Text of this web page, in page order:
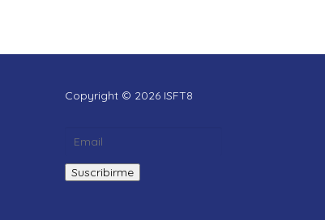
Copyright © 2026 ISFT8